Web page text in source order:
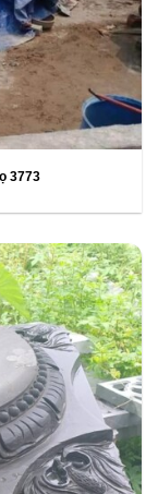
3773